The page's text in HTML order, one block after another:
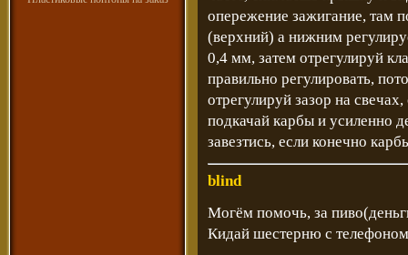
опережение зажигание, там
(верхний) а нижним
0,4 мм, затем отрегулируй
правильно регулировать,
отрегулируй зазор на
подкачай карбы и усиленно
завезтись, если конечно
blind
Могём помочь, за
Кидай шестерню с